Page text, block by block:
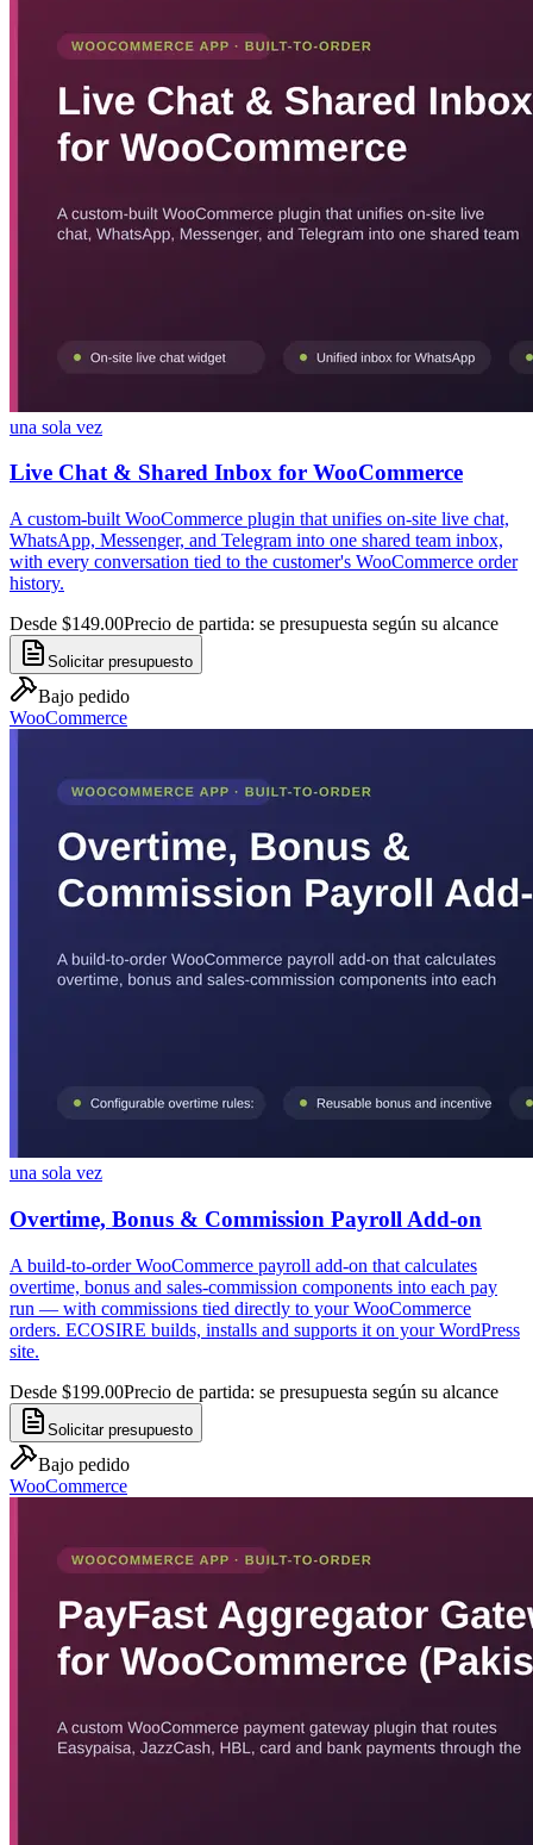
una sola vez
Live Chat & Shared Inbox for WooCommerce
A custom-built WooCommerce plugin that unifies on-site live chat,
WhatsApp, Messenger, and Telegram into one shared team inbox,
with every conversation tied to the customer's WooCommerce order
history.
Desde $149.00Precio de partida: se presupuesta según su alcance
Solicitar presupuesto
Bajo pedido
WooCommerce
una sola vez
Overtime, Bonus & Commission Payroll Add-on
A build-to-order WooCommerce payroll add-on that calculates
overtime, bonus and sales-commission components into each pay
run — with commissions tied directly to your WooCommerce
orders. ECOSIRE builds, installs and supports it on your WordPress
site.
Desde $199.00Precio de partida: se presupuesta según su alcance
Solicitar presupuesto
Bajo pedido
WooCommerce